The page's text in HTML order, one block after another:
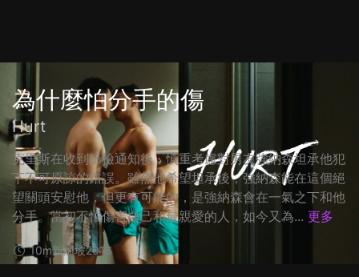
為什麼怕分手的傷
Hurt
克里斯在收到篩檢通知後，慎重考慮對男友強納森坦承他犯
下不可原諒的錯誤。雖然他希望坦承後，強納森能在這個絕
望關頭安慰他，但更有可能的，是強納森會在一氣之下和他
分手。當初不怕傷害自己和最親愛的人，如今又為... 更多
10m新加坡2016